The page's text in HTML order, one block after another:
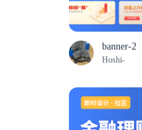
banner-2
Hoshi-